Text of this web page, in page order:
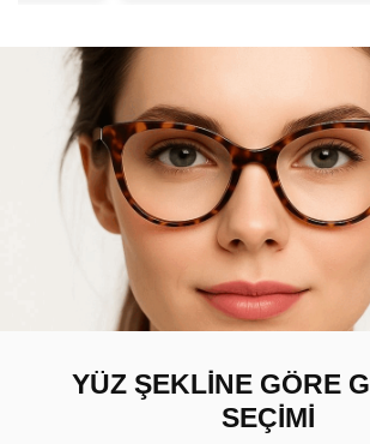
YÜZ ŞEKLİNE GÖRE
SEÇİMİ